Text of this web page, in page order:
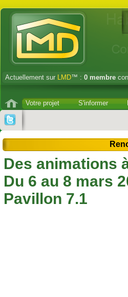
Actuellement sur LMD™ : 0 membre
Votre projet S'informer
Des animations
Du 6 au 8 mars
Pavillon 7.1